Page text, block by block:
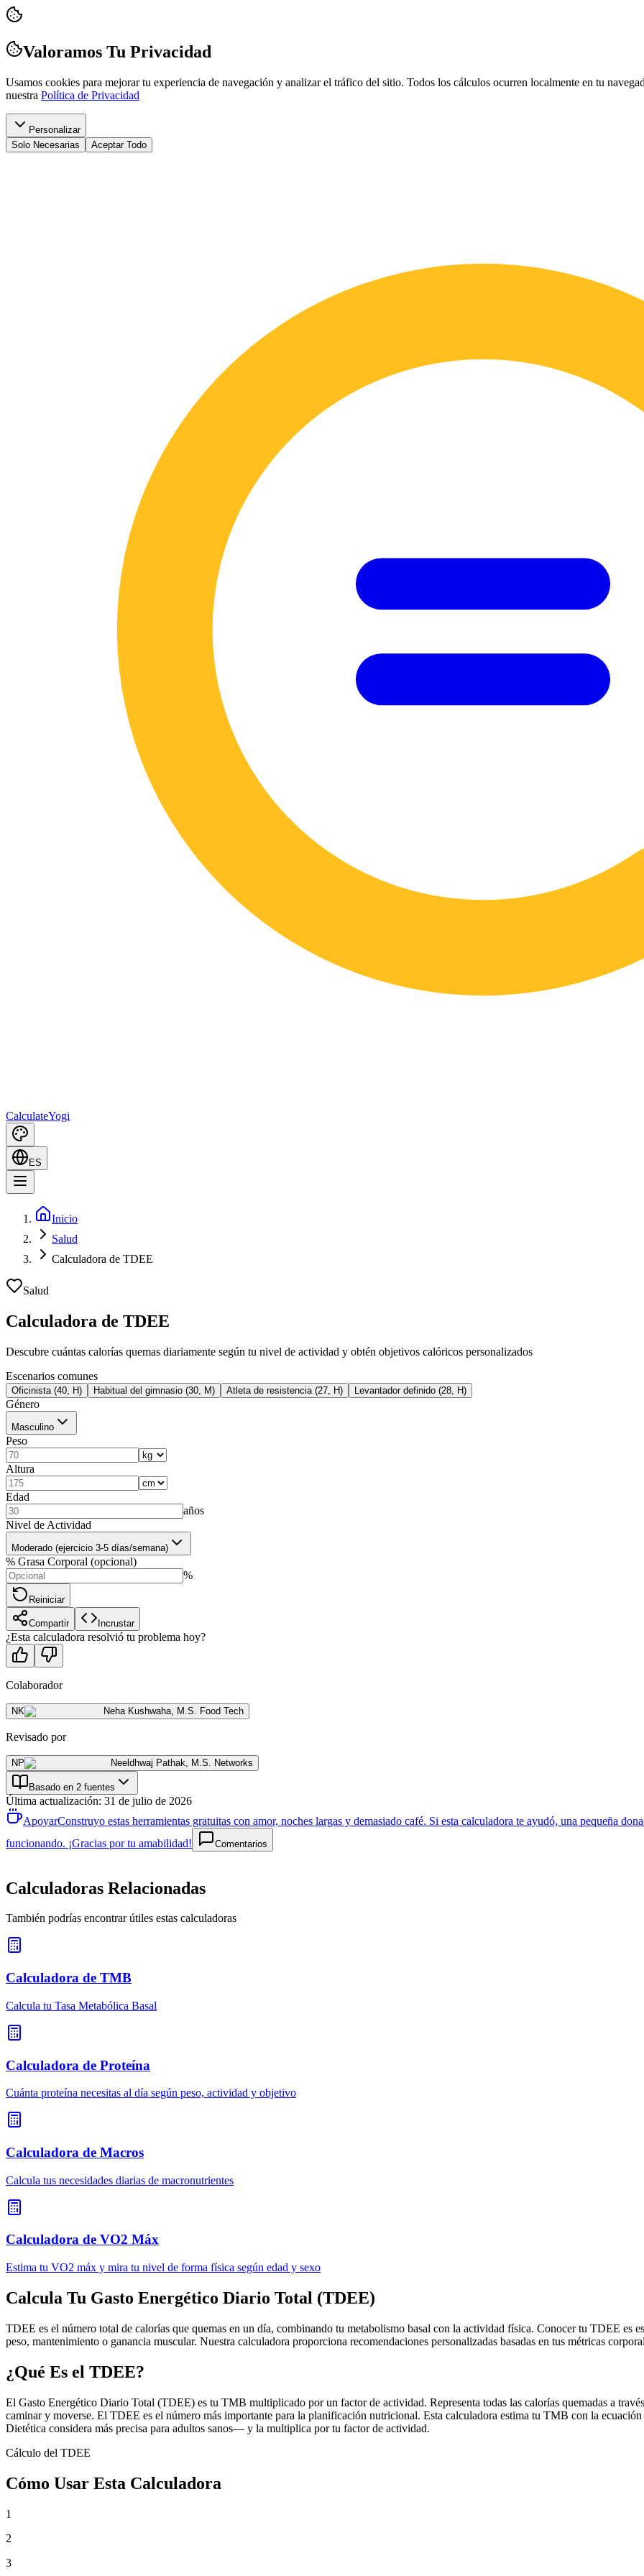
Valoramos Tu Privacidad
Usamos cookies para mejorar tu experiencia de navegación y analizar el tráfico del sitio. Todos los cálculos ocurren localmente en tu
nuestra Política de Privacidad
Personalizar
Solo Necesarias
Aceptar Todo
CalculateYogi
ES
Inicio
Salud
Calculadora de TDEE
Salud
Calculadora de TDEE
Descubre cuántas calorías quemas diariamente según tu nivel de actividad y obtén objetivos calóricos personalizados
Escenarios comunes
Oficinista (40, H) Habitual del gimnasio (30, M) Atleta de resistencia (27, H) Levantador definido (28, H)
Género
Masculino
Peso
Altura
Edad
años
Nivel de Actividad
Moderado (ejercicio 3-5 días/semana)
% Grasa Corporal (opcional)
%
Reiniciar
Compartir Incrustar
¿Esta calculadora resolvió tu problema hoy?
Colaborador
NK Neha Kushwaha M.S. Food Tech
Revisado por
NP Neeldhwaj Pathak M.S. Networks
Basado en 2 fuentes
Última actualización: 31 de julio de 2026
ApoyarConstruyo estas herramientas gratuitas con amor, noches largas y demasiado café. Si esta calculadora te ayudó, una pequeña
funcionando. ¡Gracias por tu amabilidad!
Comentarios
Calculadoras Relacionadas
También podrías encontrar útiles estas calculadoras
Calculadora de TMB
Calcula tu Tasa Metabólica Basal
Calculadora de Proteína
Cuánta proteína necesitas al día según peso, actividad y objetivo
Calculadora de Macros
Calcula tus necesidades diarias de macronutrientes
Calculadora de VO2 Máx
Estima tu VO2 máx y mira tu nivel de forma física según edad y sexo
Calcula Tu Gasto Energético Diario Total (TDEE)
TDEE es el número total de calorías que quemas en un día, combinando tu metabolismo basal con la actividad física. Conocer tu TDEE es
peso, mantenimiento o ganancia muscular. Nuestra calculadora proporciona recomendaciones personalizadas basadas en tus métricas
¿Qué Es el TDEE?
El Gasto Energético Diario Total (TDEE) es tu TMB multiplicado por un factor de actividad. Representa todas las calorías quemadas a
caminar y moverse. El TDEE es el número más importante para la planificación nutricional. Esta calculadora estima tu TMB con la
Dietética considera más precisa para adultos sanos— y la multiplica por tu factor de actividad.
Cálculo del TDEE
Cómo Usar Esta Calculadora
1
2
3